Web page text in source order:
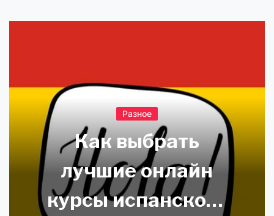
Разное
Как выбрать
лучшие онлайн
курсы испанского